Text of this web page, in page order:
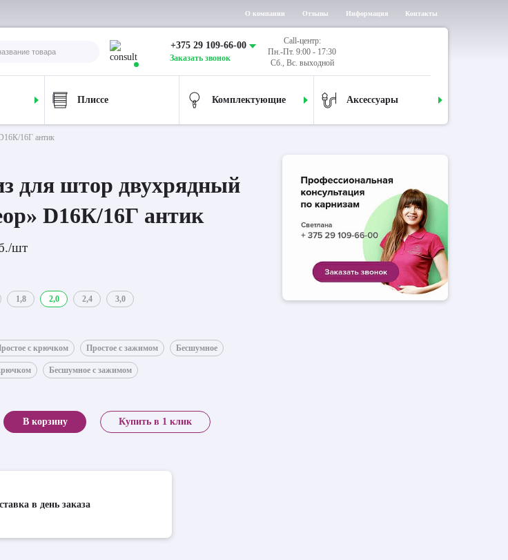
О компании Отзывы Информация Контакты
+375 29 109-66-00
Заказать звонок
Call-центр:
Пн.-Пт. 9:00 - 17:30
Сб., Вс. выходной
Плиссе Комплектующие Аксессуары
16Г антик
для штор двухрядный
D16К/16Г антик
шт
1,8 2,0 2,4 3,0
с крючком Простое с зажимом Бесшумное
Бесшумное с зажимом
В корзину Купить в 1 клик
в день заказа